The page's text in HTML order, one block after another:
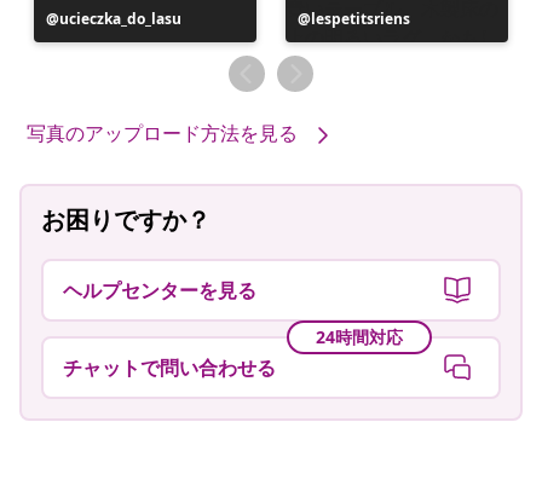
投
稿
ucieczka_do_lasu
投
稿
者
lespetitsriens
写真のアップロード方法を見る
お困りですか？
ヘルプセンターを見る
24時間対応
チャットで問い合わせる